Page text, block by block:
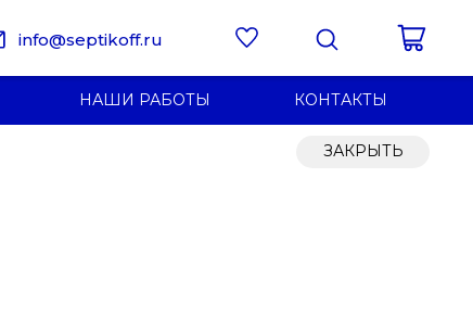
info@septikoff.ru
КОНТАКТЫ
НАШИ РАБОТЫ
ЗАКРЫТЬ